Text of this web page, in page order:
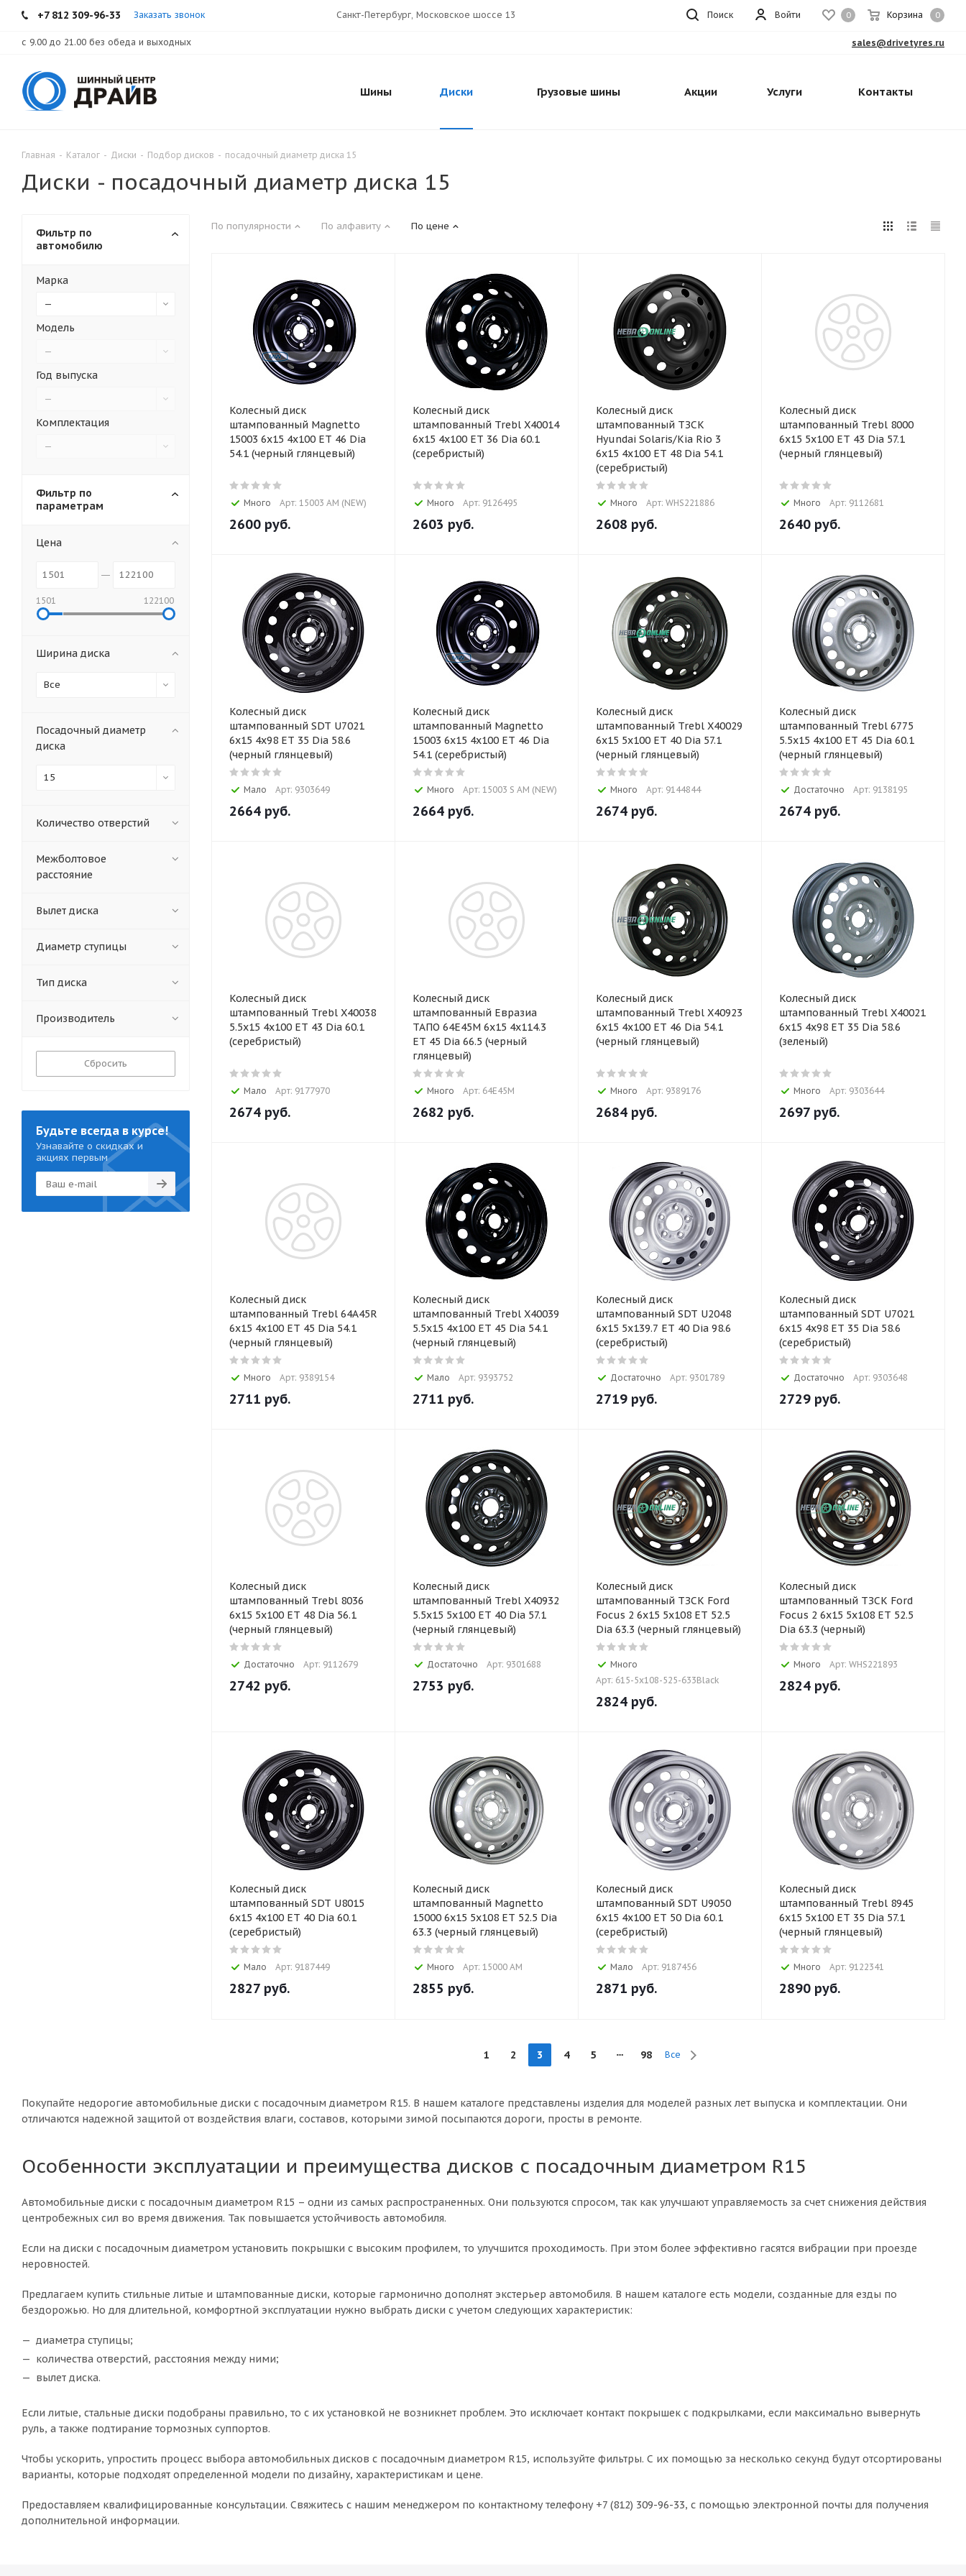
+7 812 309-96-33 Заказать звонок 0 Корзина 0
Войти
Санкт-Петербург, Московское шоссе 13 Поиск
с 9.00 до 21.00 без обеда и выходных sales@drivetyres.ru
Шины Диски Грузовые шины Акции Услуги Контакты
Главная - Каталог - Диски - Подбор дисков - посадочный диаметр диска 15
Диски - посадочный диаметр диска 15
По популярности По алфавиту По цене
Колесный диск
штампованный Magnetto
15003 6x15 4x100 ET 46 Dia
54.1 (черный глянцевый)
Много Арт: 15003 AM (NEW)
2600 руб.
Колесный диск
штампованный Trebl X40014
6x15 4x100 ET 36 Dia 60.1
(серебристый)
Много Арт: 9126495
2603 руб.
Колесный диск
штампованный ТЗСК
Hyundai Solaris/Kia Rio 3
6x15 4x100 ET 48 Dia 54.1
(серебристый)
Много Арт: WHS221886
2608 руб.
Колесный диск
штампованный Trebl 8000
6x15 5x100 ET 43 Dia 57.1
(черный глянцевый)
Много Арт: 9112681
2640 руб.
Колесный диск
штампованный SDT U7021
6x15 4x98 ET 35 Dia 58.6
(черный глянцевый)
Мало Арт: 9303649
2664 руб.
Колесный диск
штампованный Magnetto
15003 6x15 4x100 ET 46 Dia
54.1 (серебристый)
Много Арт: 15003 S AM (NEW)
2664 руб.
Колесный диск
штампованный Trebl X40029
6x15 5x100 ET 40 Dia 57.1
(черный глянцевый)
Много Арт: 9144844
2674 руб.
Колесный диск
штампованный Trebl 6775
5.5x15 4x100 ET 45 Dia 60.1
(черный глянцевый)
Достаточно Арт: 9138195
2674 руб.
Колесный диск
штампованный Trebl X40038
5.5x15 4x100 ET 43 Dia 60.1
(серебристый)
Мало Арт: 9177970
2674 руб.
Колесный диск
штампованный Евразиа
ТАПО 64E45M 6x15 4x114.3
ET 45 Dia 66.5 (черный
глянцевый)
Много Арт: 64E45M
2682 руб.
Колесный диск
штампованный Trebl X40923
6x15 4x100 ET 46 Dia 54.1
(черный глянцевый)
Много Арт: 9389176
2684 руб.
Колесный диск
штампованный Trebl X40021
6x15 4x98 ET 35 Dia 58.6
(зеленый)
Много Арт: 9303644
2697 руб.
Колесный диск
штампованный Trebl 64A45R
6x15 4x100 ET 45 Dia 54.1
(черный глянцевый)
Много Арт: 9389154
2711 руб.
Колесный диск
штампованный Trebl X40039
5.5x15 4x100 ET 45 Dia 54.1
(черный глянцевый)
Мало Арт: 9393752
2711 руб.
Колесный диск
штампованный SDT U2048
6x15 5x139.7 ET 40 Dia 98.6
(серебристый)
Достаточно Арт: 9301789
2719 руб.
Колесный диск
штампованный SDT U7021
6x15 4x98 ET 35 Dia 58.6
(серебристый)
Достаточно Арт: 9303648
2729 руб.
Колесный диск
штампованный Trebl 8036
6x15 5x100 ET 48 Dia 56.1
(черный глянцевый)
Достаточно Арт: 9112679
2742 руб.
Колесный диск
штампованный Trebl X40932
5.5x15 5x100 ET 40 Dia 57.1
(черный глянцевый)
Достаточно Арт: 9301688
2753 руб.
Колесный диск
штампованный ТЗСК Ford
Focus 2 6x15 5x108 ET 52.5
Dia 63.3 (черный глянцевый)
Много
Арт: 615-5х108-525-633Black
2824 руб.
Колесный диск
штампованный ТЗСК Ford
Focus 2 6x15 5x108 ET 52.5
Dia 63.3 (черный)
Много Арт: WHS221893
2824 руб.
Колесный диск
штампованный SDT U8015
6x15 4x100 ET 40 Dia 60.1
(серебристый)
Мало Арт: 9187449
2827 руб.
Колесный диск
штампованный Magnetto
15000 6x15 5x108 ET 52.5 Dia
63.3 (черный глянцевый)
Много Арт: 15000 AM
2855 руб.
Колесный диск
штампованный SDT U9050
6x15 4x100 ET 50 Dia 60.1
(серебристый)
Мало Арт: 9187456
2871 руб.
Колесный диск
штампованный Trebl 8945
6x15 5x100 ET 35 Dia 57.1
(черный глянцевый)
Много Арт: 9122341
2890 руб.
1 2 3 4 5 98 Все
Фильтр по
автомобилю
Марка
—
Модель
—
Год выпуска
—
Комплектация
—
Фильтр по
параметрам
Цена
1501 122100
Ширина диска
Все
Посадочный диаметр
диска
15
Количество отверстий
Межболтовое
расстояние
Вылет диска
Диаметр ступицы
Тип диска
Производитель
Сбросить
Будьте всегда в курсе!
Узнавайте о скидках и
акциях первым
Покупайте недорогие автомобильные диски с посадочным диаметром R15. В нашем каталоге представлены изделия для моделей разных лет выпуска и комплектации. Они
отличаются надежной защитой от воздействия влаги, составов, которыми зимой посыпаются дороги, просты в ремонте.
Особенности эксплуатации и преимущества дисков с посадочным диаметром R15
Автомобильные диски с посадочным диаметром R15 – одни из самых распространенных. Они пользуются спросом, так как улучшают управляемость за счет снижения действия
центробежных сил во время движения. Так повышается устойчивость автомобиля.
Если на диски с посадочным диаметром установить покрышки с высоким профилем, то улучшится проходимость. При этом более эффективно гасятся вибрации при проезде
неровностей.
Предлагаем купить стильные литые и штампованные диски, которые гармонично дополнят экстерьер автомобиля. В нашем каталоге есть модели, созданные для езды по
бездорожью. Но для длительной, комфортной эксплуатации нужно выбрать диски с учетом следующих характеристик:
диаметра ступицы;
количества отверстий, расстояния между ними;
вылет диска.
Если литые, стальные диски подобраны правильно, то с их установкой не возникнет проблем. Это исключает контакт покрышек с подкрылками, если максимально вывернуть
руль, а также подтирание тормозных суппортов.
Чтобы ускорить, упростить процесс выбора автомобильных дисков с посадочным диаметром R15, используйте фильтры. С их помощью за несколько секунд будут отсортированы
варианты, которые подходят определенной модели по дизайну, характеристикам и цене.
Предоставляем квалифицированные консультации. Свяжитесь с нашим менеджером по контактному телефону +7 (812) 309-96-33, с помощью электронной почты для получения
дополнительной информации.